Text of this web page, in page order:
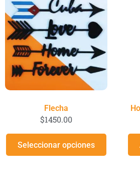
Flecha
$1450.00
Seleccionar opciones